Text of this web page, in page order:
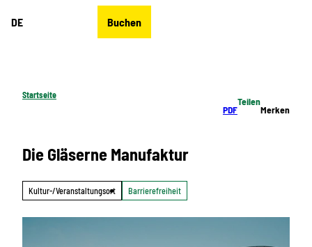
DE Buchen
Startseite
PDF
Teilen
Merken
Die Gläserne Manufaktur
Kultur-/Veranstaltungsort Barrierefreiheit